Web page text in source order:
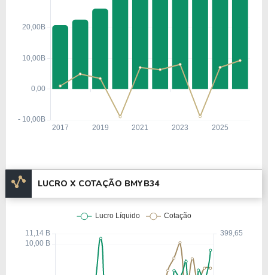
Nos anos 2000, a Bristol-Myers Squibb focou no
desenvolvimento de medicamentos biológicos e na
cardiovasculares. Além disso, vendeu divisões não
essenciais para concentrar-se no segmento
farmacêutico de alta complexidade.
Entre 2020 e 2024, a empresa fortaleceu seu
portfólio com novas aprovações regulatórias e
de doenças cardiovasculares. Também intensificou
investimentos em terapias genéticas e tratamentos
globais em medicina de precisão.
Informações Complementares
LUCRO X COTAÇÃO BMYB34